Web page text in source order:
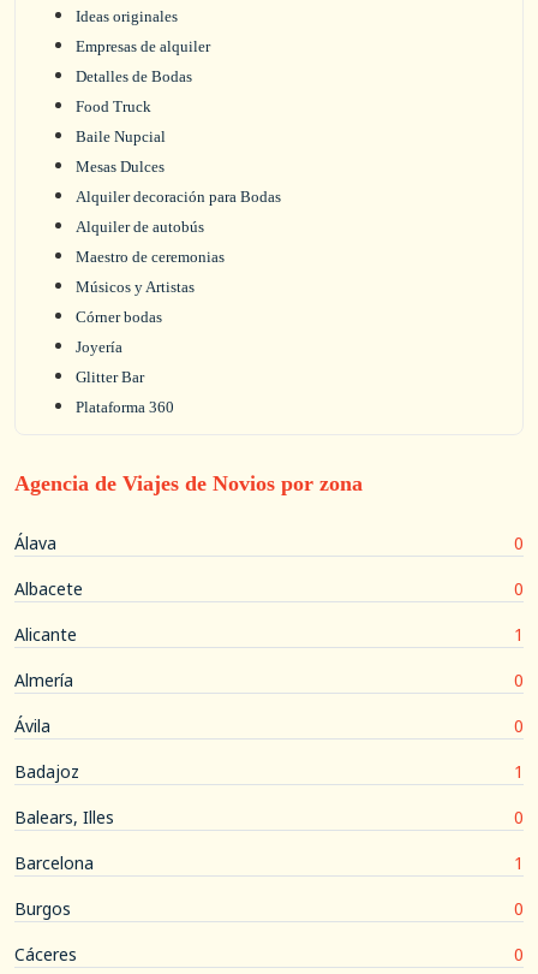
Ideas originales
Empresas de alquiler
Detalles de Bodas
Food Truck
Baile Nupcial
Mesas Dulces
Alquiler decoración para Bodas
Alquiler de autobús
Maestro de ceremonias
Músicos y Artistas
Córner bodas
Joyería
Glitter Bar
Plataforma 360
Agencia de Viajes de Novios por zona
Álava
0
Albacete
0
Alicante
1
Almería
0
Ávila
0
Badajoz
1
Balears, Illes
0
Barcelona
1
Burgos
0
Cáceres
0